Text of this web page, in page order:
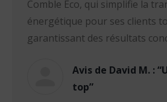
Comble Eco, qui simplifie la
énergétique pour ses clients
garantissant des résultats
Avis de David M. :
top”